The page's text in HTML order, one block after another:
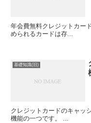
年会費無料クレジットカー
められるカードは存...
基礎知識(旧)
クレジットカードのキャッ
機能の一つです。 ...